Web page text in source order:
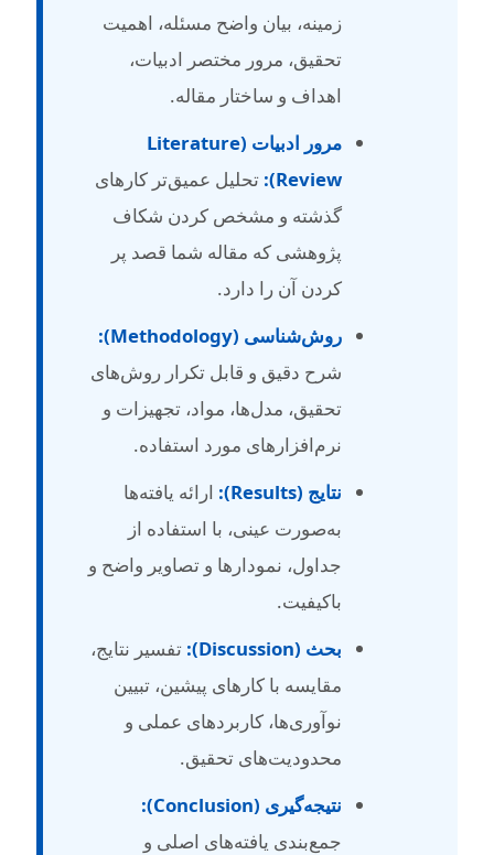
زمینه، بیان واضح مسئله، اهمیت
تحقیق، مرور مختصر ادبیات،
اهداف و ساختار مقاله.
مرور ادبیات (Literature
تحلیل عمیق‌تر کارهای
گذشته و مشخص کردن شکاف
پژوهشی که مقاله شما قصد پر
کردن آن را دارد.
روش‌شناسی (Methodology):
شرح دقیق و قابل تکرار روش‌های
تحقیق، مدل‌ها، مواد، تجهیزات و
نرم‌افزارهای مورد استفاده.
ارائه یافته‌ها
به‌صورت عینی، با استفاده از
جداول، نمودارها و تصاویر واضح و
تفسیر نتایج،
مقایسه با کارهای پیشین، تبیین
نوآوری‌ها، کاربردهای عملی و
محدودیت‌های تحقیق.
نتیجه‌گیری (Conclusion):
جمع‌بندی یافته‌های اصلی و